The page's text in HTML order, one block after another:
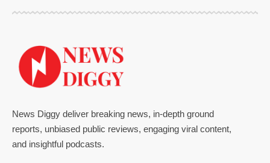
News Diggy deliver breaking news, in-depth ground
reports, unbiased public reviews, engaging viral content,
and insightful podcasts.